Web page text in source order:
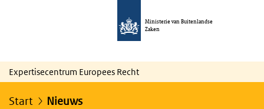
Ministerie van Buitenlandse
Zaken
Expertisecentrum Europees Recht
Start Nieuws